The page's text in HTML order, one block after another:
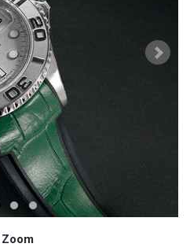
Zoom